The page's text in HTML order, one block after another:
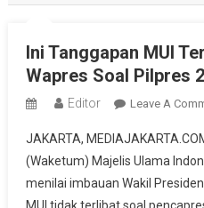
Ini Tanggapan MUI
Wapres Soal Pilpres
Editor Leave A
JAKARTA,
(Waketum) Majelis Ulama
menilai imbauan Wakil